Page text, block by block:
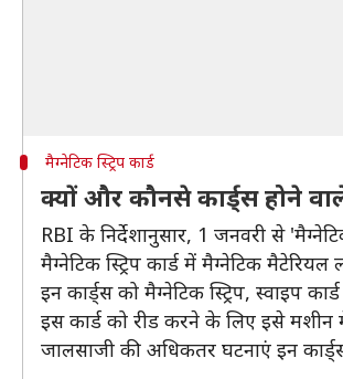
मैग्नेटिक स्ट्रिप कार्ड
क्यों और कौनसे कार्ड्स होने
RBI के निर्देशानुसार, 1 जनवरी से
मैग्नेटिक स्ट्रिप कार्ड में मैग्नेटिक मैटेरियल
इन कार्ड्स को मैग्नेटिक स्ट्रिप, स्वाइप
इस कार्ड को रीड करने के लिए इसे
जालसाजी की अधिकतर घटनाएं इन